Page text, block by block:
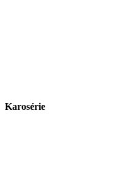
Karosérie